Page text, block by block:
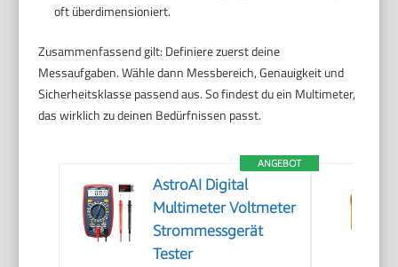
oft überdimensioniert.
Zusammenfassend gilt: Definiere zuerst deine
Messaufgaben. Wähle dann Messbereich, Genauigkeit und
Sicherheitsklasse passend aus. So findest du ein Multimeter,
das wirklich zu deinen Bedürfnissen passt.
ANGEBOT
AstroAI Digital
Multimeter Voltmeter
Strommessgerät
Tester